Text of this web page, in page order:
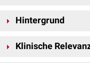
Tumormasseverwendet, bei
Dormanz
Hintergrund
Zellzyklusarretiert. Dieser
Klinische